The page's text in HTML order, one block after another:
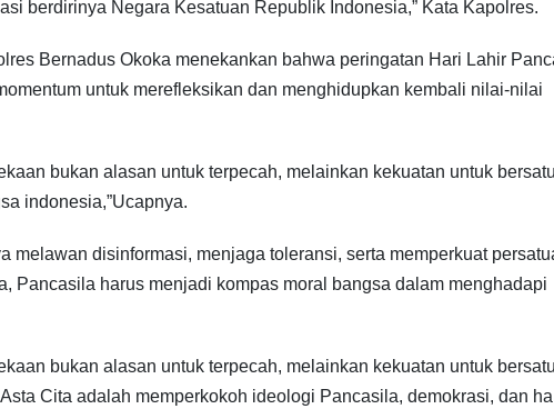
berdirinya Negara Kesatuan Republik Indonesia,” Kata Kapolres.
Bernadus Okoka menekankan bahwa peringatan Hari Lahir
untuk merefleksikan dan menghidupkan kembali nilai-nilai
bukan alasan untuk terpecah, melainkan kekuatan untuk
indonesia,”Ucapnya.
melawan disinformasi, menjaga toleransi, serta memperkuat
Pancasila harus menjadi kompas moral bangsa dalam menghadapi
bukan alasan untuk terpecah, melainkan kekuatan untuk
Cita adalah memperkokoh ideologi Pancasila, demokrasi, dan